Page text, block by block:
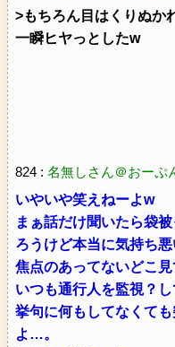
>もちろん目はくりぬか
一瞬ヒヤっとしたw
824 : 名無しさん＠おーぷ
いやいや笑えねーよw
まぁ話だけ聞いたら袋
ろうけど本当に気持ち悪
焦点のあってないどこ
いつも通行人を監視？し
挙句に何もしてなくて
よ…。